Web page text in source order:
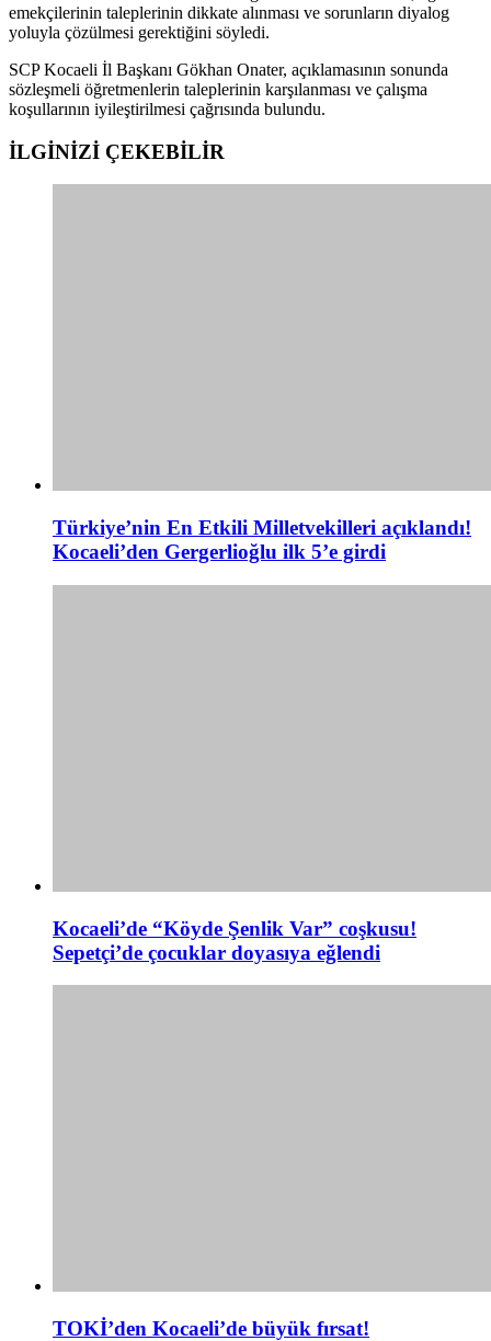
emekçilerinin taleplerinin dikkate alınması ve sorunların diyalog
yoluyla çözülmesi gerektiğini söyledi.
SCP Kocaeli İl Başkanı Gökhan Onater, açıklamasının sonunda
sözleşmeli öğretmenlerin taleplerinin karşılanması ve çalışma
koşullarının iyileştirilmesi çağrısında bulundu.
İLGİNİZİ ÇEKEBİLİR
Türkiye’nin En Etkili Milletvekilleri açıklandı!
Kocaeli’den Gergerlioğlu ilk 5’e girdi
Kocaeli’de “Köyde Şenlik Var” coşkusu!
Sepetçi’de çocuklar doyasıya eğlendi
TOKİ’den Kocaeli’de büyük fırsat!